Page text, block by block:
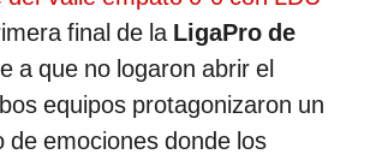
final de la LigaPro de
a que no logaron abrir el
equipos protagonizaron un
de emociones donde los